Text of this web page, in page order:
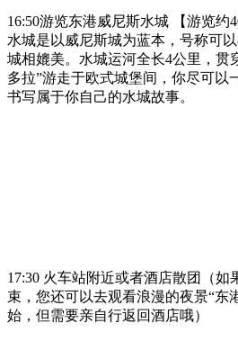
16:50游览东港威尼斯水城 【游览约
水城是以威尼斯城为蓝本，号称可
城相媲美。水城运河全长4公里，贯
多拉”游走于欧式城堡间，你尽可以
书写属于你自己的水城故事。
17:30 火车站附近或者酒店散团（如
束，您还可以去观看浪漫的夜景“东
始，但需要亲自行返回酒店哦）